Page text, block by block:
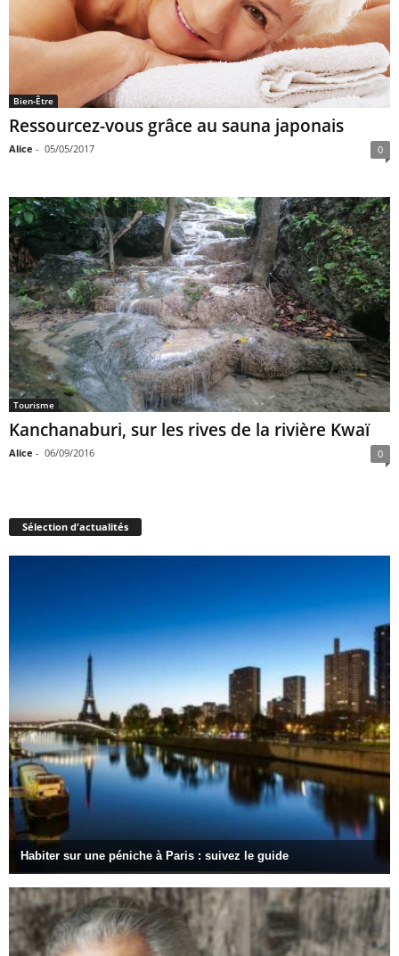
Bien-Être
Ressourcez-vous grâce au sauna japonais
Alice - 05/05/2017 0
Tourisme
Kanchanaburi, sur les rives de la rivière Kwaï
Alice - 06/09/2016 0
Sélection d'actualités